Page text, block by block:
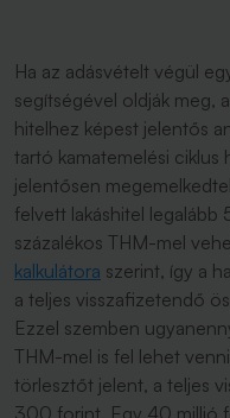
Ha az adásvételt végül
segítségével oldják meg,
hitelhez képest jelentős
tartó kamatemelési ciklus
jelentősen
felvett lakáshitel legalább
százalékos THM-mel
kalkulátora szerint, így a
a teljes visszafizetendő
Ezzel szemben
THM-mel is fel lehet
törlesztőt jelent, a teljes
300 forint. Egy 40 millió